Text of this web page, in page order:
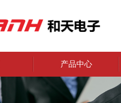
产品中心